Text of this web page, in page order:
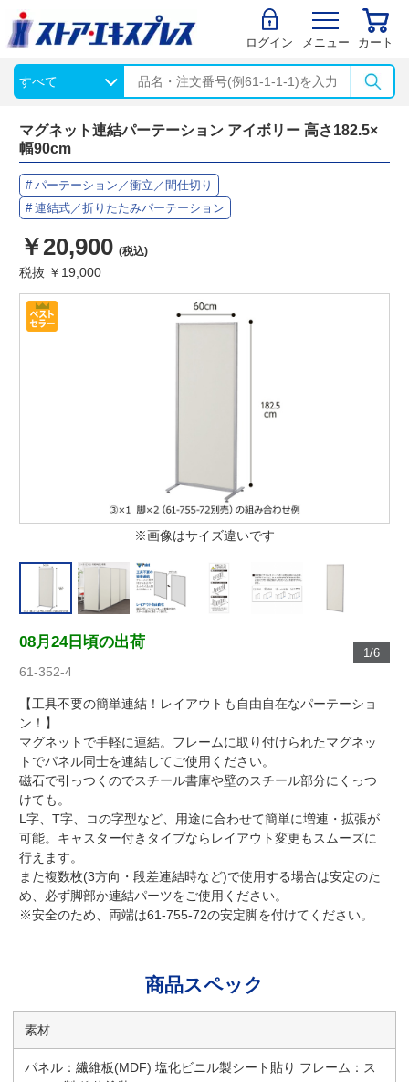
ログイン メニュー カート
マグネット連結パーテーション アイボリー 高さ182.5×
幅90cm
パーテーション／衝立／間仕切り
連結式／折りたたみパーテーション
￥20,900 (税込)
税抜 ￥19,000
※画像はサイズ違いです
1/6
08月24日頃の出荷
61-352-4
【工具不要の簡単連結！レイアウトも自由自在なパーテーショ
ン！】
マグネットで手軽に連結。フレームに取り付けられたマグネッ
トでパネル同士を連結してご使用ください。
磁石で引っつくのでスチール書庫や壁のスチール部分にくっつ
けても。
L字、T字、コの字型など、用途に合わせて簡単に増連・拡張が
可能。キャスター付きタイプならレイアウト変更もスムーズに
行えます。
また複数枚(3方向・段差連結時など)で使用する場合は安定のた
め、必ず脚部か連結パーツをご使用ください。
※安全のため、両端は61-755-72の安定脚を付けてください。
商品スペック
素材
パネル：繊維板(MDF) 塩化ビニル製シート貼り フレーム：ス